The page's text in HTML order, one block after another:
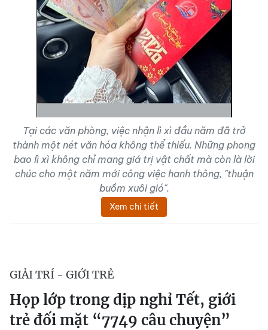
Tại các văn phòng, việc nhận lì xì đầu năm đã trở
thành một nét văn hóa không thể thiếu. Những phong
bao lì xì không chỉ mang giá trị vật chất mà còn là lời
chúc cho một năm mới công việc hanh thông, "thuận
buồm xuôi gió".
Xem chi tiết
GIẢI TRÍ - GIỚI TRẺ
Họp lớp trong dịp nghỉ Tết, giới
trẻ đối mặt “7749 câu chuyện”